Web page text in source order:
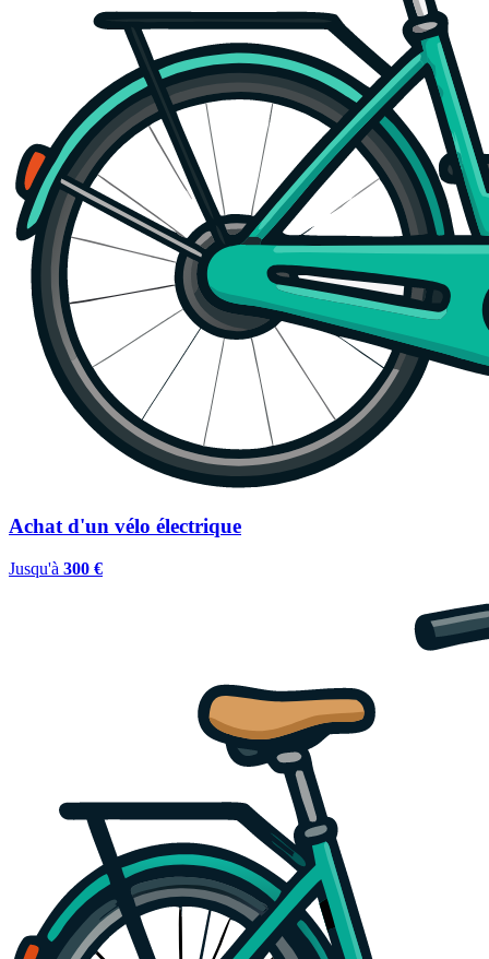
Achat d'un vélo électrique
Jusqu'à 300 €